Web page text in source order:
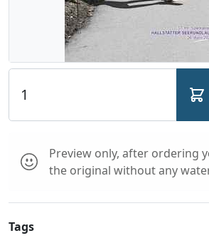
Preview only, after ordering
the original without any
Tags